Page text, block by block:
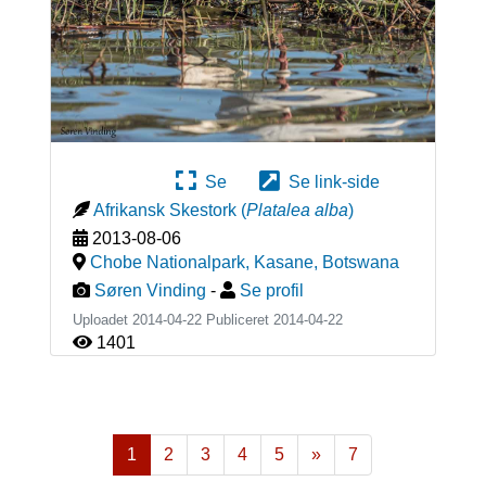
Se
Se link-side
Afrikansk Skestork (Platalea alba)
2013-08-06
Chobe Nationalpark, Kasane, Botswana
Søren Vinding - Se profil
Uploadet 2014-04-22 Publiceret 2014-04-22
1401
1 2 3 4 5
»
Næste
7